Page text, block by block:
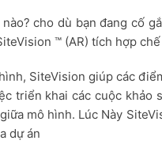
cho dù bạn đang cố
™ (AR) tích hợp
SiteVision giúp các
triển khai các cuộc
mô hình. Lúc Này
dự án